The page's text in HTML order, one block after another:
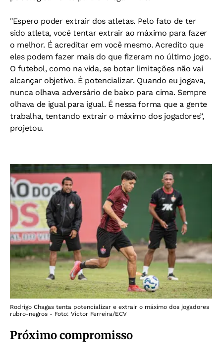
"Espero poder extrair dos atletas. Pelo fato de ter
sido atleta, você tentar extrair ao máximo para fazer
o melhor. É acreditar em você mesmo. Acredito que
eles podem fazer mais do que fizeram no último jogo.
O futebol, como na vida, se botar limitações não vai
alcançar objetivo. É potencializar. Quando eu jogava,
nunca olhava adversário de baixo para cima. Sempre
olhava de igual para igual. É nessa forma que a gente
trabalha, tentando extrair o máximo dos jogadores”,
projetou.
Rodrigo Chagas tenta potencializar e extrair o máximo dos jogadores
rubro-negros - Foto: Victor Ferreira/ECV
Próximo compromisso